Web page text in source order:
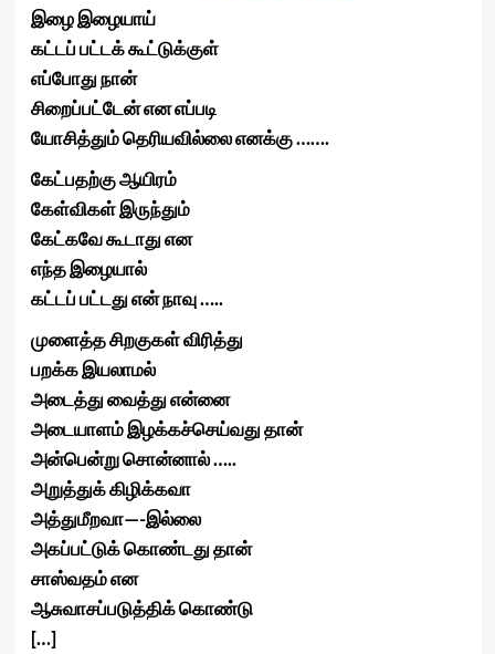
இழை இழையாய்
கட்டப் பட்டக் கூட்டுக்குள்
எப்போது நான்
சிறைப்பட்டேன் என எப்படி
யோசித்தும் தெரியவில்லை எனக்கு …….
கேட்பதற்கு ஆயிரம்
கேள்விகள் இருந்தும்
கேட்கவே கூடாது என
எந்த இழையால்
கட்டப் பட்டது என் நாவு …..
முளைத்த சிறகுகள் விரித்து
பறக்க இயலாமல்
அடைத்து வைத்து என்னை
அடையாளம் இழக்கச்செய்வது தான்
அன்பென்று சொன்னால் …..
அறுத்துக் கிழிக்கவா
அத்துமீறவா—-இல்லை
அகப்பட்டுக் கொண்டது தான்
சாஸ்வதம் என
ஆசுவாசப்படுத்திக் கொண்டு
[…]